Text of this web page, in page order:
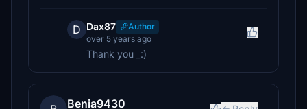
D Dax87
Author
over 5 years ago
Thank you _:)
Benia9430